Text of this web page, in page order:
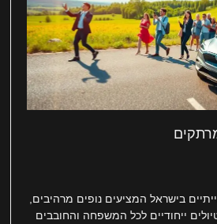
בישראל המציעים נופים מרהיבים,
ייחודיים לכל המשפחה והחובבים